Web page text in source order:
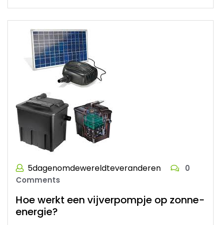
5dagenomdewereldteveranderen
0
Comments
Hoe werkt een vijverpompje op zonne-
energie?